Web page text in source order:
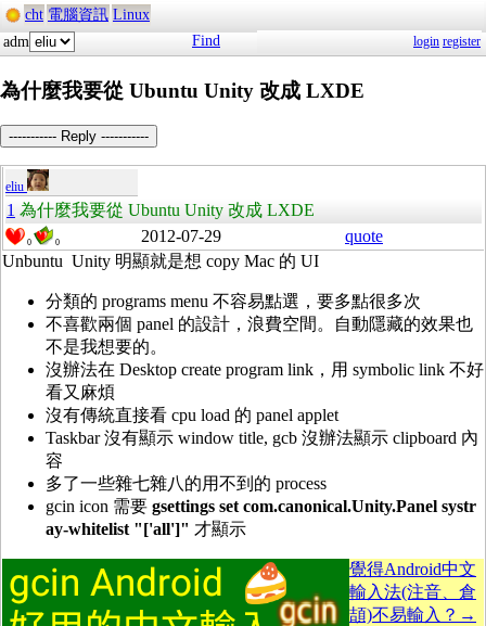
cht 電腦資訊 Linux
adm
Find login register
為什麼我要從 Ubuntu Unity 改成 LXDE
----------- Reply -----------
eliu
1 為什麼我要從 Ubuntu Unity 改成 LXDE
0 0 2012-07-29
quote
Unbuntu Unity 明顯就是想 copy Mac 的 UI
分類的 programs menu 不容易點選，要多點很多次
不喜歡兩個 panel 的設計，浪費空間。自動隱藏的效果也
不是我想要的。
沒辦法在 Desktop create program link，用 symbolic link 不好
看又麻煩
沒有傳統直接看 cpu load 的 panel applet
Taskbar 沒有顯示 window title, gcb 沒辦法顯示 clipboard 內
容
多了一些雜七雜八的用不到的 process
gcin icon 需要 gsettings set com.canonical.Unity.Panel systr
ay-whitelist "['all']" 才顯示
覺得Android中文
輸入法(注音、倉
頡)不易輸入？→